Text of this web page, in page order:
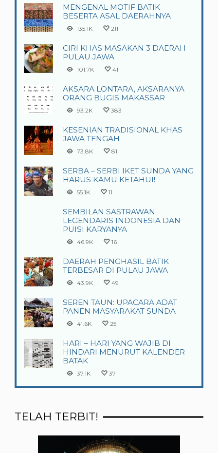
MENGENAL MOTIF BATIK
BESERTA ASAL DAERAHNYA
135.1K 211
CIRI KHAS MASAKAN 3 DAERAH
PULAU JAWA
101.7K 41
AKSARA LONTARA, AKSARANYA
ORANG BUGIS MAKASSAR
93.2K 383
KESENIAN TRADISIONAL KHAS
JAWA TENGAH
73.8K 81
SERBA – SERBI IKET SUNDA YANG
HARUS KAMU KETAHUI!
55.1K 11
SEMBILAN SASTRAWAN
LEGENDARIS INDONESIA DAN
PUISI KARYANYA
46.9K 16
DAERAH PENGHASIL BATIK
TERBESAR DI PULAU JAWA
43.9K 49
SEREN TAUN: UPACARA ADAT
PANEN MASYARAKAT SUNDA
41.6K 25
HARI – HARI YANG WAJIB DI
HINDARI MENURUT KALENDER
BATAK
37.1K 37
TELAH TERBIT!